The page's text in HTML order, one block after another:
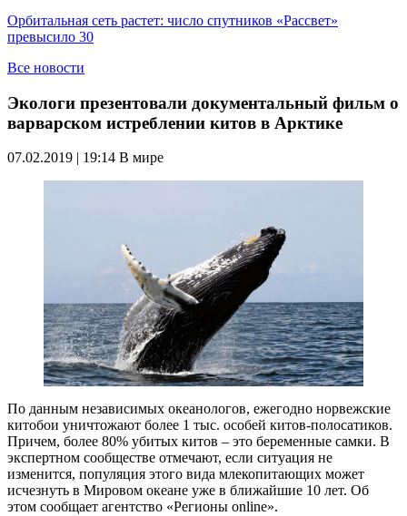
Орбитальная сеть растет: число спутников «Рассвет»
превысило 30
Все новости
Экологи презентовали документальный фильм о
варварском истреблении китов в Арктике
07.02.2019 | 19:14 В мире
По данным независимых океанологов, ежегодно норвежские
китобои уничтожают более 1 тыс. особей китов-полосатиков.
Причем, более 80% убитых китов – это беременные самки. В
экспертном сообществе отмечают, если ситуация не
изменится, популяция этого вида млекопитающих может
исчезнуть в Мировом океане уже в ближайшие 10 лет. Об
этом сообщает агентство «Регионы online».